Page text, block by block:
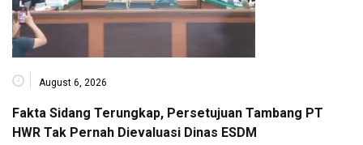
August 6, 2026
Fakta Sidang Terungkap, Persetujuan Tambang PT
HWR Tak Pernah Dievaluasi Dinas ESDM